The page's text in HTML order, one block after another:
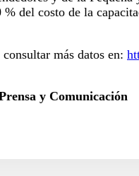
% del costo de la
más datos en:
y Comunicación